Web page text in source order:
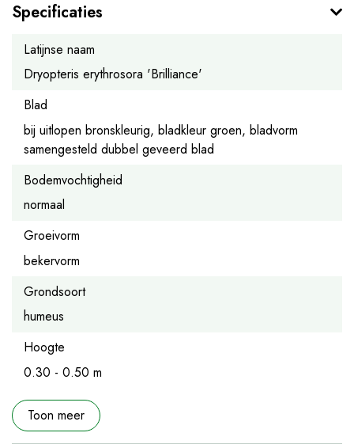
Specificaties
Latijnse naam
Dryopteris erythrosora 'Brilliance'
Blad
bij uitlopen bronskleurig, bladkleur groen, bladvorm
samengesteld dubbel geveerd blad
Bodemvochtigheid
normaal
Groeivorm
bekervorm
Grondsoort
humeus
Hoogte
0.30 - 0.50 m
Toon meer